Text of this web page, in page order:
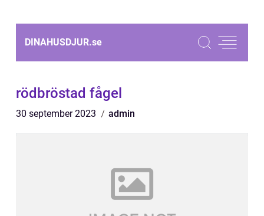
DINAHUSDJUR.se
rödbröstad fågel
30 september 2023 admin